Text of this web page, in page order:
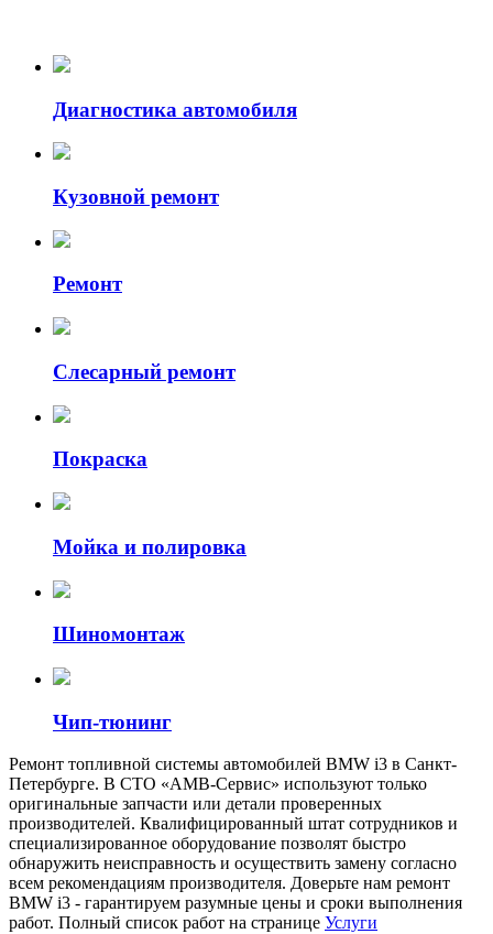
Диагностика автомобиля
Кузовной ремонт
Ремонт
Слесарный ремонт
Покраска
Мойка и полировка
Шиномонтаж
Чип-тюнинг
Ремонт топливной системы автомобилей BMW i3 в Санкт-
Петербурге. В СТО «АМВ-Сервис» используют только
оригинальные запчасти или детали проверенных
производителей. Квалифицированный штат сотрудников и
специализированное оборудование позволят быстро
обнаружить неисправность и осуществить замену согласно
всем рекомендациям производителя. Доверьте нам ремонт
BMW i3 - гарантируем разумные цены и сроки выполнения
работ. Полный список работ на странице Услуги